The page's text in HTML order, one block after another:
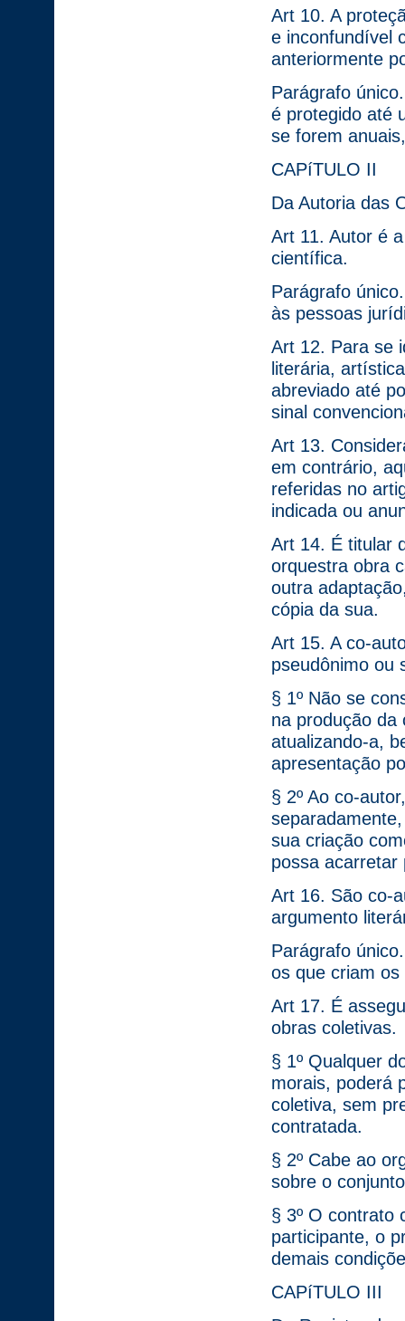
Art 10. A
e inconfundível
anteriormente
Parágrafo
é protegido até
se forem
CAPíTULO II
Da Autoria das
Art 11. Autor é
científica.
Parágrafo
às pessoas
Art 12. Para se
literária,
abreviado até
sinal
Art 13.
em contrário,
referidas no
indicada ou
Art 14. É titular
orquestra obra
outra
cópia da sua.
Art 15. A co-
pseudônimo ou
§ 1º Não se
na produção
atualizando-a,
apresentação
§ 2º Ao co-
sua criação
possa acarretar
Art 16. São co-
argumento
Parágrafo
os que criam os
Art 17. É
obras coletivas.
§ 1º Qualquer
morais, poderá
coletiva, sem
contratada.
§ 2º Cabe ao
sobre o
§ 3º O contrato
participante, o
demais
CAPíTULO III